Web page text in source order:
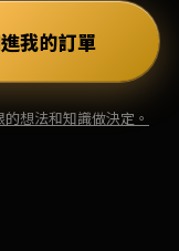
我的訂單
想法和知識做決定。